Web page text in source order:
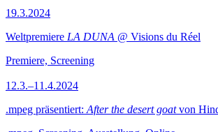
19.3.2024
Weltpremiere LA DUNA @ Visions du Réel
Premiere, Screening
12.3.–11.4.2024
.mpeg präsentiert: After the desert goatvon